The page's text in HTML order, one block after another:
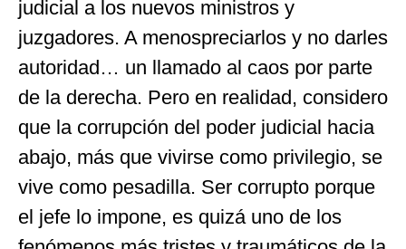
judicial a los nuevos ministros y
juzgadores. A menospreciarlos y no darles
autoridad… un llamado al caos por parte
de la derecha. Pero en realidad, considero
que la corrupción del poder judicial hacia
abajo, más que vivirse como privilegio, se
vive como pesadilla. Ser corrupto porque
el jefe lo impone, es quizá uno de los